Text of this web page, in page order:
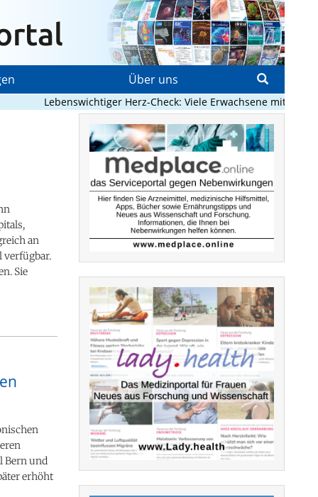
Über uns
Lebenswichtiger Herz-Check: Viele Erwachsene mit
an
verfügbar.
Sie
Bern und
erhöht